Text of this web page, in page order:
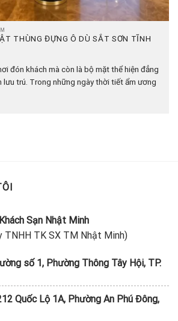
THÙNG ĐỰNG Ô DÙ SẮT SƠN TĨNH
đón khách mà còn là bộ mặt thể hiện đẳng
lưu trú. Trong những ngày thời tiết ẩm ương
Sạn Nhật Minh
TNHH TK SX TM Nhật Minh)
số 1, Phường Thông Tây Hội, TP.
Quốc Lộ 1A, Phường An Phú Đông,